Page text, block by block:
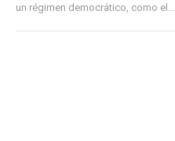
un régimen democrático, como el...